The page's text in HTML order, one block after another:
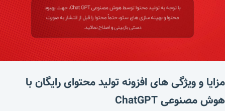
مزایا و ویژگی های افزونه تولید محتوای رایگان با
هوش مصنوعی ChatGPT